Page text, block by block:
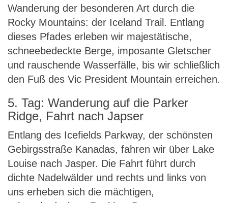
Wanderung der besonderen Art durch die
Rocky Mountains: der Iceland Trail. Entlang
dieses Pfades erleben wir majestätische,
schneebedeckte Berge, imposante Gletscher
und rauschende Wasserfälle, bis wir schließlich
den Fuß des Vic President Mountain erreichen.
5. Tag: Wanderung auf die Parker
Ridge, Fahrt nach Japser
Entlang des Icefields Parkway, der schönsten
Gebirgsstraße Kanadas, fahren wir über Lake
Louise nach Jasper. Die Fahrt führt durch
dichte Nadelwälder und rechts und links von
uns erheben sich die mächtigen,